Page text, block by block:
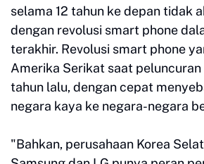
selama 12 tahun ke depan tidak
dengan revolusi smart phone
terakhir. Revolusi smart phone
Amerika Serikat saat peluncuran
tahun lalu, dengan cepat
negara kaya ke negara-negara
"Bahkan, perusahaan Korea